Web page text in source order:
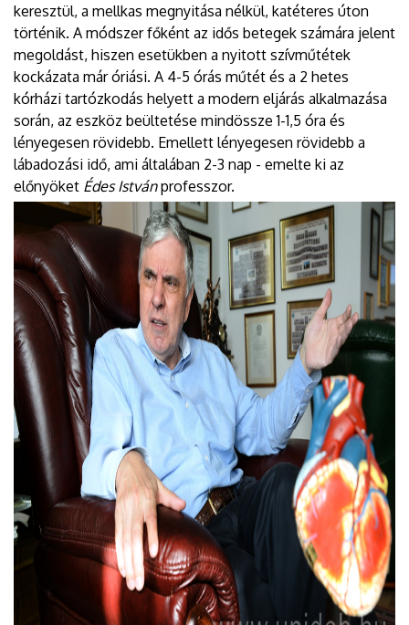
keresztül, a mellkas megnyitása nélkül, katéteres úton
történik. A módszer főként az idős betegek számára jelent
megoldást, hiszen esetükben a nyitott szívműtétek
kockázata már óriási. A 4-5 órás műtét és a 2 hetes
kórházi tartózkodás helyett a modern eljárás alkalmazása
során, az eszköz beültetése mindössze 1-1,5 óra és
lényegesen rövidebb. Emellett lényegesen rövidebb a
lábadozási idő, ami általában 2-3 nap - emelte ki az
előnyöket Édes Istvánprofesszor.